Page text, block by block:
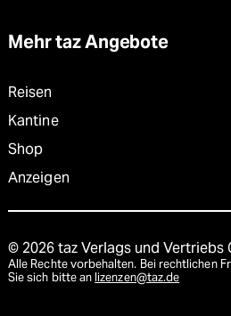
Mehr taz Angebote
Reisen
Kantine
Shop
Anzeigen
© 2026 taz Verlags und Vertriebs
Alle Rechte vorbehalten. Bei rechtlichen
Sie sich bitte an lizenzen@taz.de